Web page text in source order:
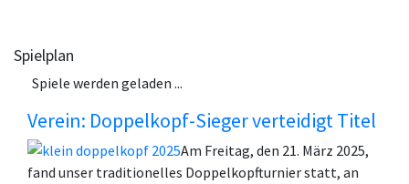
Spielplan
Spiele werden geladen ...
Verein: Doppelkopf-Sieger verteidigt Titel
Am Freitag, den 21. März 2025,
fand unser traditionelles Doppelkopfturnier statt, an